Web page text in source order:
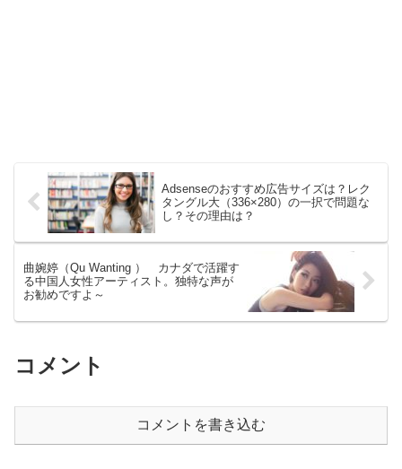
Adsenseのおすすめ広告サイズは？レク
タングル大（336×280）の一択で問題な
し？その理由は？
曲婉婷（Qu Wanting ） カナダで活躍す
る中国人女性アーティスト。独特な声が
お勧めですよ～
コメント
コメントを書き込む